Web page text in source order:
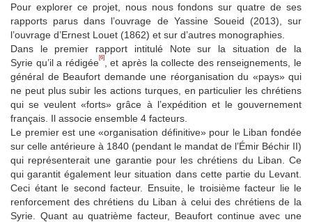
Pour explorer ce projet, nous nous fondons sur quatre de ses
rapports parus dans l’ouvrage de Yassine Soueid (2013), sur
l’ouvrage d’Ernest Louet (1862) et sur d’autres monographies.
Dans le premier rapport intitulé Note sur la situation de la
Syrie qu’il a rédigée[6], et après la collecte des renseignements, le
général de Beaufort demande une réorganisation du «pays» qui
ne peut plus subir les actions turques, en particulier les chrétiens
qui se veulent «forts» grâce à l’expédition et le gouvernement
français. Il associe ensemble 4 facteurs.
Le premier est une «organisation définitive» pour le Liban fondée
sur celle antérieure à 1840 (pendant le mandat de l’Émir Béchir II)
qui représenterait une garantie pour les chrétiens du Liban. Ce
qui garantit également leur situation dans cette partie du Levant.
Ceci étant le second facteur. Ensuite, le troisième facteur lie le
renforcement des chrétiens du Liban à celui des chrétiens de la
Syrie. Quant au quatrième facteur, Beaufort continue avec une